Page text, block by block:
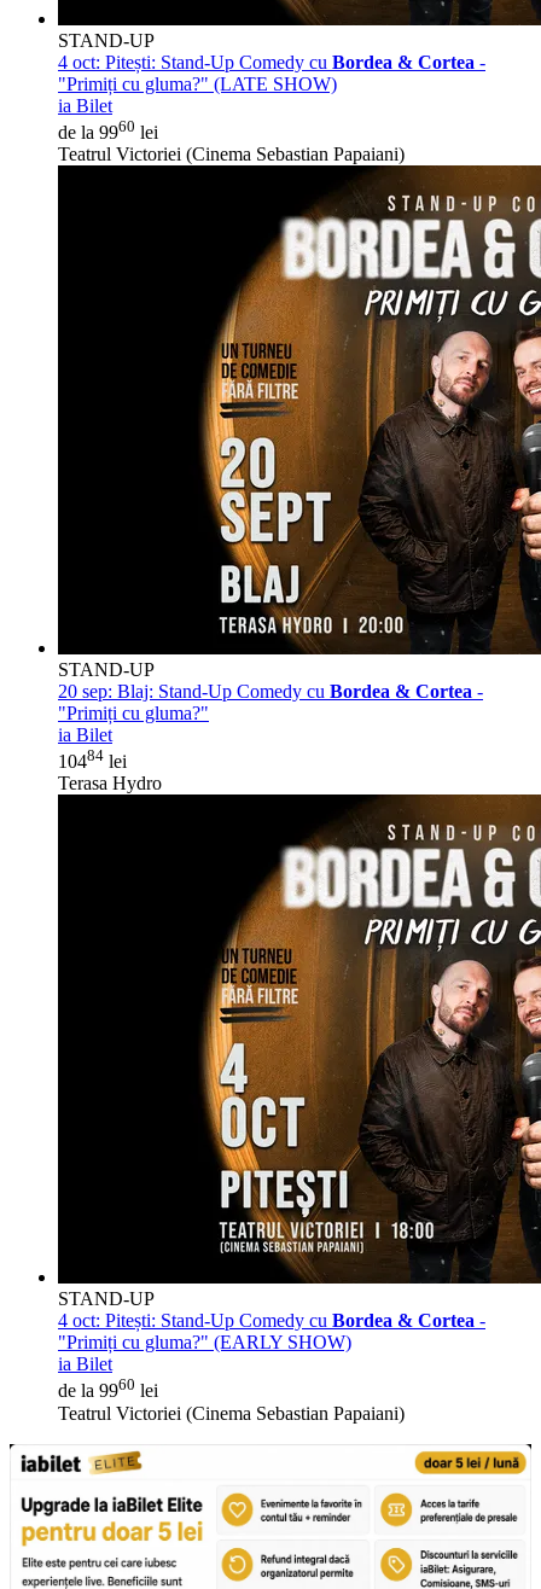
STAND-UP
4 oct: Pitești: Stand-Up Comedy cu Bordea & Cortea -
"Primiți cu gluma?" (LATE SHOW)
ia Bilet
de la 9960 lei
Teatrul Victoriei (Cinema Sebastian Papaiani)
STAND-UP
20 sep: Blaj: Stand-Up Comedy cu Bordea & Cortea -
"Primiți cu gluma?"
ia Bilet
10484 lei
Terasa Hydro
STAND-UP
4 oct: Pitești: Stand-Up Comedy cu Bordea & Cortea -
"Primiți cu gluma?" (EARLY SHOW)
ia Bilet
de la 9960 lei
Teatrul Victoriei (Cinema Sebastian Papaiani)